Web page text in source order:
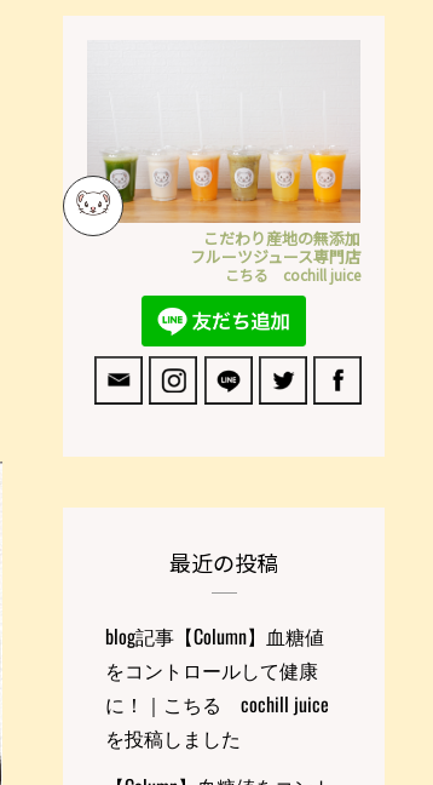
こだわり産地の無添加
フルーツジュース専門店
こちる cochill juice
最近の投稿
blog記事【Column】血糖値
をコントロールして健康
に！｜こちる cochill juice
を投稿しました